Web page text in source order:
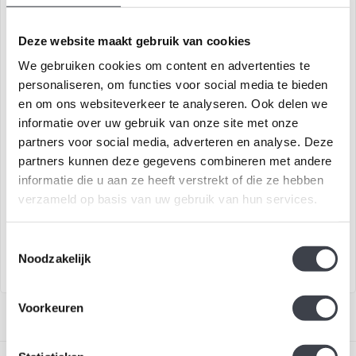
Deze website maakt gebruik van cookies
We gebruiken cookies om content en advertenties te
personaliseren, om functies voor social media te bieden
en om ons websiteverkeer te analyseren. Ook delen we
informatie over uw gebruik van onze site met onze
partners voor social media, adverteren en analyse. Deze
partners kunnen deze gegevens combineren met andere
informatie die u aan ze heeft verstrekt of die ze hebben
verzameld op basis van uw gebruik van hun services.
Noodzakelijk
Voorkeuren
Kosta Boda four elements
elements' uit de Blues serie
van Kosta Boda...
Kosta Boda Bertil Vallien
van Bertil Vallien